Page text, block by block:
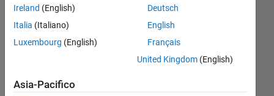
Risposta
2016
Ireland (English)
Italia (Italiano)
Luxembourg (English)
Deutsch
English
Français
United Kingdom(English)
Asia-Pacifico